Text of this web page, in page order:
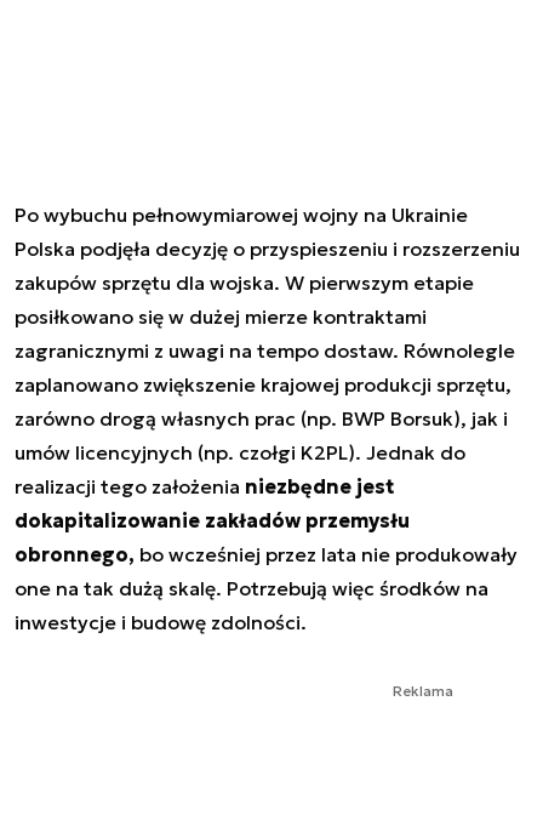
Po wybuchu pełnowymiarowej wojny na Ukrainie
Polska podjęła decyzję o przyspieszeniu i rozszerzeniu
zakupów sprzętu dla wojska. W pierwszym etapie
posiłkowano się w dużej mierze kontraktami
zagranicznymi z uwagi na tempo dostaw. Równolegle
zaplanowano zwiększenie krajowej produkcji sprzętu,
zarówno drogą własnych prac (np. BWP Borsuk), jak i
umów licencyjnych (np. czołgi K2PL). Jednak do
realizacji tego założenia niezbędne jest
dokapitalizowanie zakładów przemysłu
obronnego, bo wcześniej przez lata nie produkowały
one na tak dużą skalę. Potrzebują więc środków na
inwestycje i budowę zdolności.
Reklama